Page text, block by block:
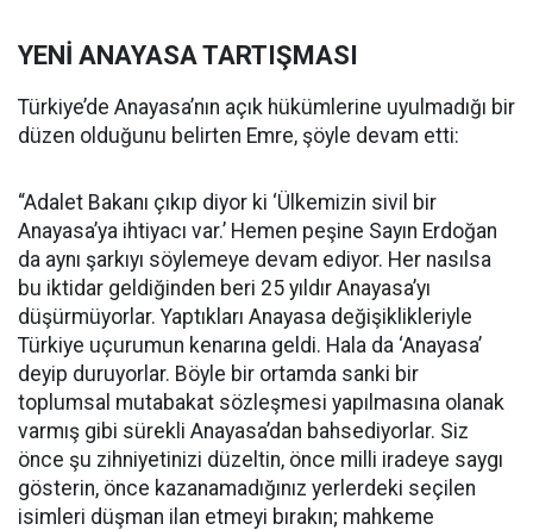
YENİ ANAYASA TARTIŞMASI
Türkiye’de Anayasa’nın açık hükümlerine uyulmadığı bir
düzen olduğunu belirten Emre, şöyle devam etti:
“Adalet Bakanı çıkıp diyor ki ‘Ülkemizin sivil bir
Anayasa’ya ihtiyacı var.’ Hemen peşine Sayın Erdoğan
da aynı şarkıyı söylemeye devam ediyor. Her nasılsa
bu iktidar geldiğinden beri 25 yıldır Anayasa’yı
düşürmüyorlar. Yaptıkları Anayasa değişiklikleriyle
Türkiye uçurumun kenarına geldi. Hala da ‘Anayasa’
deyip duruyorlar. Böyle bir ortamda sanki bir
toplumsal mutabakat sözleşmesi yapılmasına olanak
varmış gibi sürekli Anayasa’dan bahsediyorlar. Siz
önce şu zihniyetinizi düzeltin, önce milli iradeye saygı
gösterin, önce kazanamadığınız yerlerdeki seçilen
isimleri düşman ilan etmeyi bırakın; mahkeme